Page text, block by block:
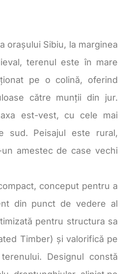
orașului Sibiu, la marginea
terenul este în mare
pe o colină, oferind
către munții din jur.
est-vest, cu cele mai
sud. Peisajul este rural,
amestec de case vechi
conceput pentru a
din punct de vedere al
pentru structura sa
Timber) și valorifică pe
Designul constă